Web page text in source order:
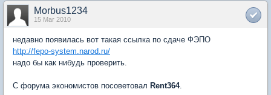
Morbus1234
15 Mar 2010
недавно появилась вот такая ссылка по сдаче ФЭПО
http://fepo-system.narod.ru/
надо бы как нибудь проверить.
С форума экономистов посоветовал Rent364.